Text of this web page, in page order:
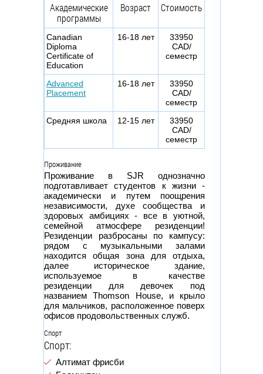
Академические
программы
Возраст Стоимость
Canadian
Diploma
Certificate of
Education
16-18 лет
33950
CAD/
семестр
Advanced
Placement
16-18 лет
33950
CAD/
семестр
Средняя школа
12-15 лет
33950
CAD/
семестр
Проживание
Проживание в SJR однозначно
подготавливает студентов к жизни -
академически и путем поощрения
независимости, духе сообщества и
здоровых амбициях - все в уютной,
семейной атмосфере резиденции!
Резиденции разбросаны по кампусу:
рядом с музыкальными залами
находится общая зона для отдыха,
далее историческое здание,
используемое в качестве
резиденции для девочек под
названием Thomson House, и крыло
для мальчиков, расположенное поверх
офисов продовольственных служб.
Спорт
Спорт:
Алтимат фрисби